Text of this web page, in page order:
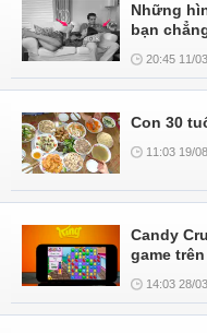
Những
bạn
20:45 11/
Con 30
11:03 19/
Candy
game
14:03 28/